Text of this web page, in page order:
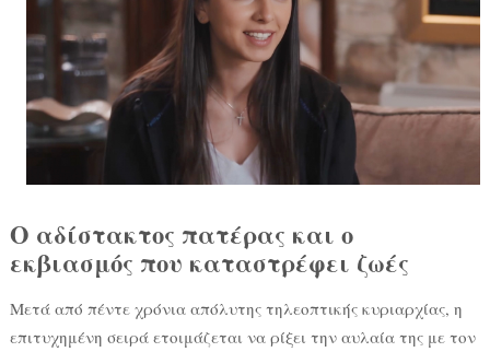
Ο αδίστακτος πατέρας και ο
εκβιασμός που καταστρέφει ζωές
Μετά από πέντε χρόνια απόλυτης τηλεοπτικής κυριαρχίας, η
επιτυχημένη σειρά ετοιμάζεται να ρίξει την αυλαία της με τον